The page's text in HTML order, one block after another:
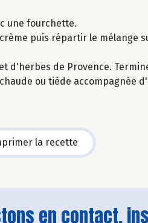
une fourchette.
puis répartir le mélange
d'herbes de Provence.
ou tiède accompagnée
la recette
en contact,